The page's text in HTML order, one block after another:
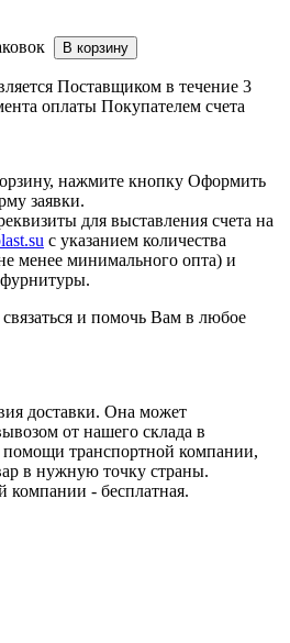
Поставщиком в течение 3
оплаты Покупателем счета
нажмите кнопку Оформить
заявки.
для выставления счета на
с указанием количества
менее минимального опта) и
и помочь Вам в любое
доставки. Она может
от нашего склада в
помощи транспортной компании,
в нужную точку страны.
компании - бесплатная.